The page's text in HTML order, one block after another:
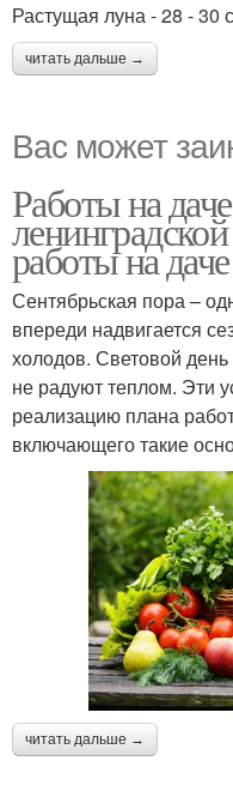
Растущая луна - 28 - 30
читать дальше →
Вас может
Работы на
работы на
Сентябрьская пора –
впереди надвигается
холодов. Световой
не радуют теплом. Эти
реализацию плана
включающего такие
читать дальше →